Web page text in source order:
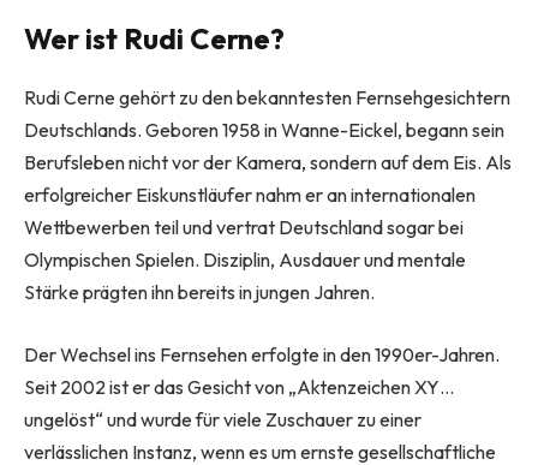
Wer ist Rudi Cerne?
Rudi Cerne gehört zu den bekanntesten Fernsehgesichtern
Deutschlands. Geboren 1958 in Wanne-Eickel, begann sein
Berufsleben nicht vor der Kamera, sondern auf dem Eis. Als
erfolgreicher Eiskunstläufer nahm er an internationalen
Wettbewerben teil und vertrat Deutschland sogar bei
Olympischen Spielen. Disziplin, Ausdauer und mentale
Stärke prägten ihn bereits in jungen Jahren.
Der Wechsel ins Fernsehen erfolgte in den 1990er-Jahren.
Seit 2002 ist er das Gesicht von „Aktenzeichen XY…
ungelöst“ und wurde für viele Zuschauer zu einer
verlässlichen Instanz, wenn es um ernste gesellschaftliche